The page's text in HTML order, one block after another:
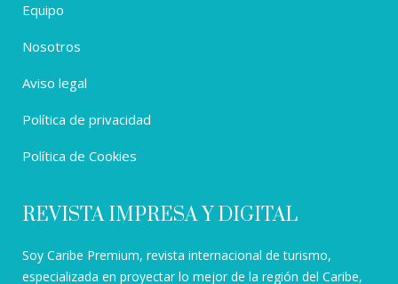
Equipo
Nosotros
Aviso legal
Política de privacidad
Política de Cookies
REVISTA IMPRESA Y DIGITAL
Soy Caribe Premium, revista internacional de turismo,
especializada en proyectar lo mejor de la región del Caribe,